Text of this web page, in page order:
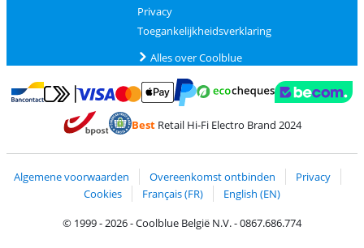
Privacy
Toegankelijkheidsverklaring
Alles over Coolblue
Betalen met Bancontact
Betalen met MasterCard en Visa via ClickToPay
Betalen met PayPal
BestRetail Hi-Fi Electro Brand 2024
Algemene voorwaarden Overeenkomst ontbinden
Privacy
Cookies
Français (FR)
English (EN)
© 1999 - 2026 - Coolblue België N.V. - 0867.686.774